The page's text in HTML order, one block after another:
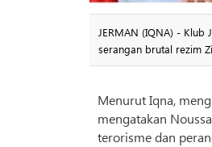
JERMAN (IQNA) - Klub
serangan brutal rezim
Menurut Iqna,
mengatakan
terorisme dan